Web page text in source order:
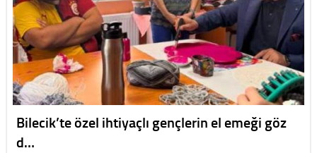
Bilecik’te özel ihtiyaçlı gençlerin el emeği göz
d…